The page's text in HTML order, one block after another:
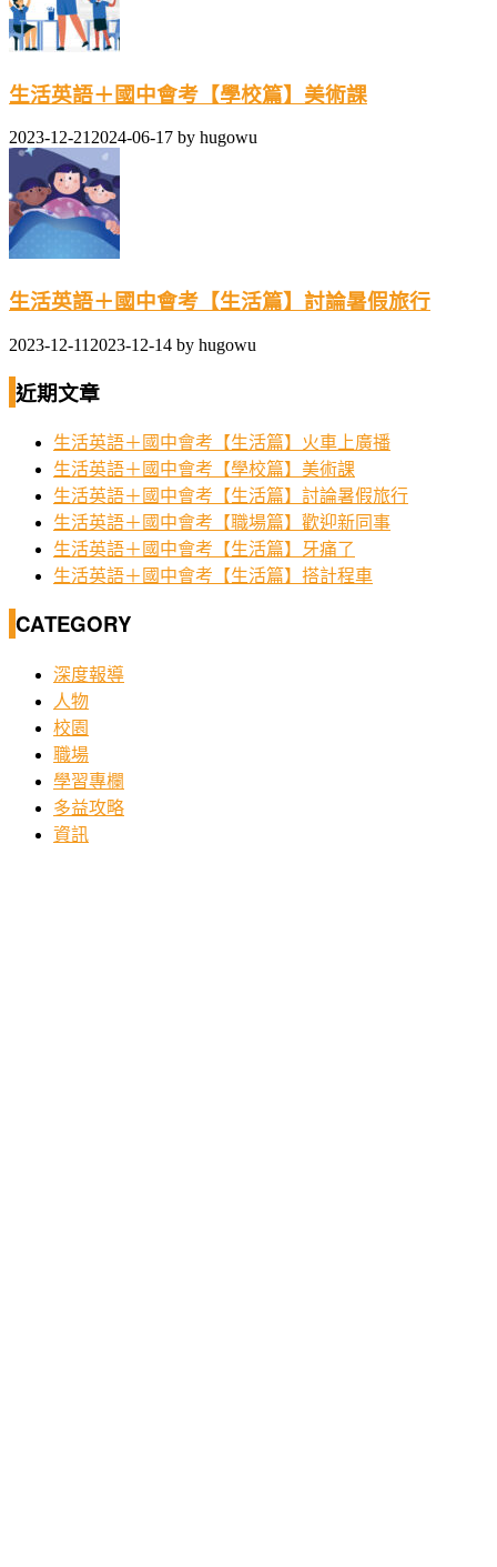
生活英語＋國中會考【學校篇】美術課
2023-12-212024-06-17 by hugowu
生活英語＋國中會考【生活篇】討論暑假旅行
2023-12-11 2023-12-14 by hugowu
近期文章
生活英語＋國中會考【生活篇】火車上廣播
生活英語＋國中會考【學校篇】美術課
生活英語＋國中會考【生活篇】討論暑假旅行
生活英語＋國中會考【職場篇】歡迎新同事
生活英語＋國中會考【生活篇】牙痛了
生活英語＋國中會考【生活篇】搭計程車
CATEGORY
深度報導
人物
校園
職場
學習專欄
多益攻略
資訊